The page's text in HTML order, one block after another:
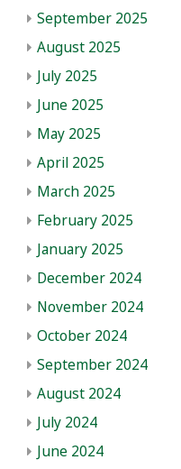
September 2025
August 2025
July 2025
June 2025
May 2025
April 2025
March 2025
February 2025
January 2025
December 2024
November 2024
October 2024
September 2024
August 2024
July 2024
June 2024